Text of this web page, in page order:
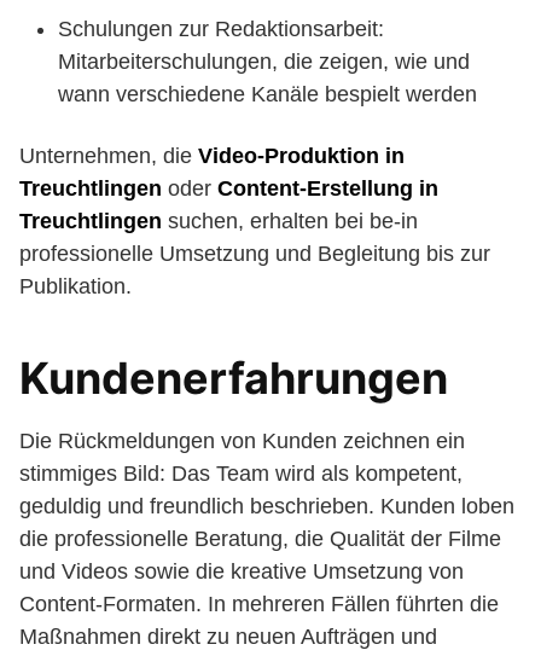
Schulungen zur Redaktionsarbeit:
Mitarbeiterschulungen, die zeigen, wie und
wann verschiedene Kanäle bespielt werden
Unternehmen, die Video-Produktion in
Treuchtlingen oder Content-Erstellung in
Treuchtlingen suchen, erhalten bei be-in
professionelle Umsetzung und Begleitung bis zur
Publikation.
Kundenerfahrungen
Die Rückmeldungen von Kunden zeichnen ein
stimmiges Bild: Das Team wird als kompetent,
geduldig und freundlich beschrieben. Kunden loben
die professionelle Beratung, die Qualität der Filme
und Videos sowie die kreative Umsetzung von
Content-Formaten. In mehreren Fällen führten die
Maßnahmen direkt zu neuen Aufträgen und